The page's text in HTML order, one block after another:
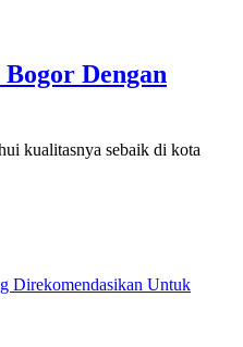
Dengan
kualitasnya sebaik di kota